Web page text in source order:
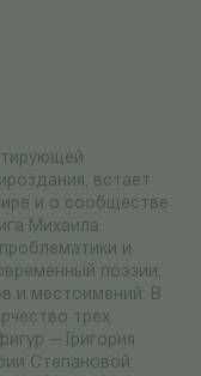
встает
и о сообществе
Михаила
и
поэзии,
и местоимений. В
трех
— Григория
Степановой.